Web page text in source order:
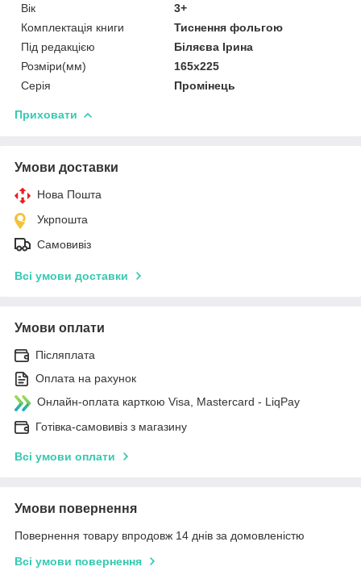
Вік
3+
Комплектація книги
Тиснення фольгою
Під редакцією
Біляєва Ірина
Розміри(мм)
165х225
Серія
Промінець
Приховати
Умови доставки
Нова Пошта
Укрпошта
Самовивіз
Всі умови доставки
Умови оплати
Післяплата
Оплата на рахунок
Онлайн-оплата карткою Visa, Mastercard - LiqPay
Готівка-самовивіз з магазину
Всі умови оплати
Умови повернення
Повернення товару впродовж 14 днів за домовленістю
Всі умови повернення